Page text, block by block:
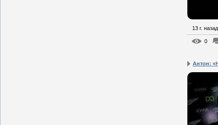
13 г. назад
0
Антон: